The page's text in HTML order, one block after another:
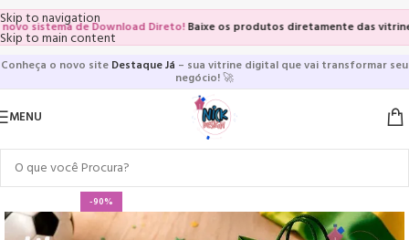
Skip to navigation
Skip to main content
sistema de Download Direto!Baixe os produtos diretamente das vitrines e
Conheça o novo site Destaque Já – sua vitrine digital que vai transformar seu
negócio!🚀
MENU
-90%